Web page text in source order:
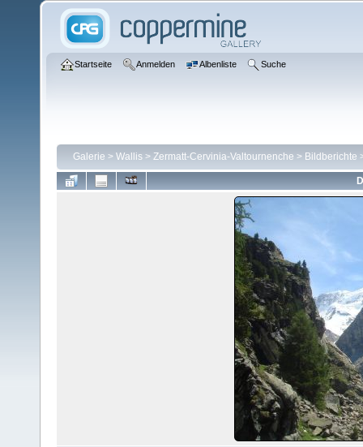
Startseite Anmelden Albenliste Suche
Galerie > Wallis > Zermatt-Cervinia-Valtournenche > Bildberichte